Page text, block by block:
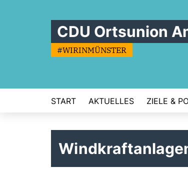
CDU Ortsunion
#WIRINMÜNSTER
START AKTUELLES ZIELE &